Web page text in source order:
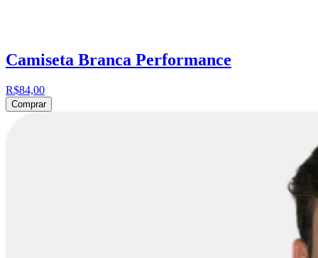
Camiseta Branca Performance
R$84,00
Comprar